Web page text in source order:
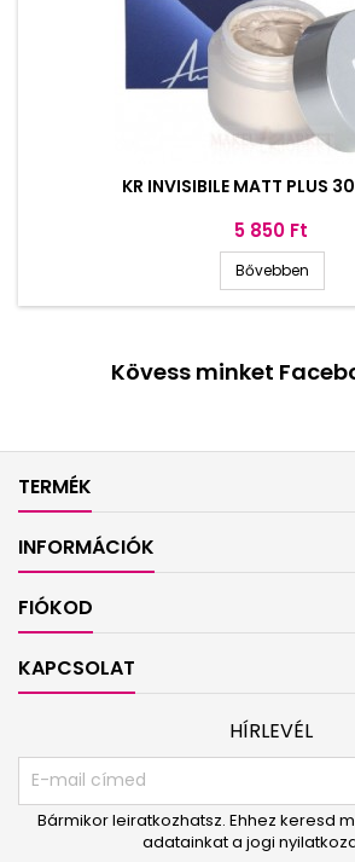
KR INVISIBILE MATT PLUS
Ár
5 850 Ft
Bővebben
Kövess minket
TERMÉK
INFORMÁCIÓK
FIÓKOD
KAPCSOLAT
HÍRLEVÉL
Bármikor leiratkozhatsz. Ehhez keresd
adatainkat a jogi